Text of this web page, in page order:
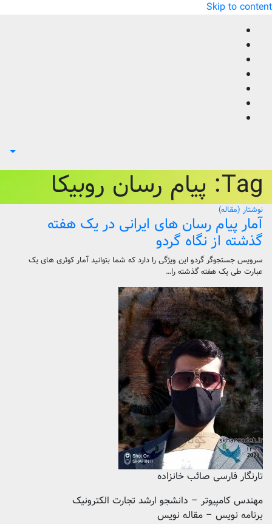
Skip to content
Tag: پیام رسان روبیکا
نوشتار (مقاله)
آمار پیام رسان های ایرانی در یک هفته
گذشته از نگاه گردو
سرویس جستجوگر گردو این ویژگی را دارد که شما بتوانید آمار کوئری های یک
عبارت طی یک هفته گذشته را…
تارنگار فارسی صائب خانزاده
مهندس کامپیوتر – دانشجو ارشد تجارت الکترونیک
برنامه نویس – مقاله نویس